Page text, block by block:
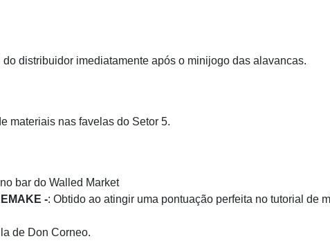
do distribuidor imediatamente após o minijogo das alavancas.
materiais nas favelas do Setor 5.
bar do Walled Market
-: Obtido ao atingir uma pontuação perfeita no tutorial de
de Don Corneo.